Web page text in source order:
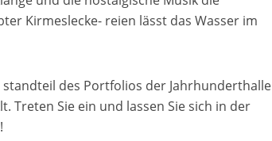
Kirmeslecke- reien lässt das Wasser im
des Portfolios der Jahrhunderthalle
Treten Sie ein und lassen Sie sich in der